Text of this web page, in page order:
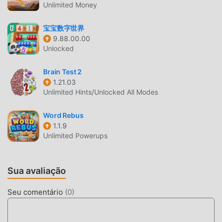
iniciar facilmente o jogo e aproveitar a alegria trazida pelo
clássico jogo de educational TR Sílabas Complexas 1.0.12.
Ao mesmo tempo, moddroid construiu uma plataforma
especial para amantes de jogos de educational ,
permitindo que você se comunique e compartilhe com
você está esperando? Entre no modroid e aproveite os
jogos de educational com parceiros ao redor do mundo.
TELA ATRAENTE
Como jogos tradicionais de educational ,TR Sílabas
Complexas tem um esitlo artístico único, e seu gráfico de
comparado com os jogos tradicionais de educational , TR
Sílabas Complexas 1.0.12 adotou um mecanismo virtual
atualizado com atualizações ousadas. Com tecnologia
Unlimited Money
宝宝数字世界
9.88.00.00
Unlocked
Brain Test 2
1.21.03
Unlimited Hints/Unlocked All Modes
Word Rebus
1.1.9
Unlimited Powerups
Sua avaliação
Seu comentário (0)